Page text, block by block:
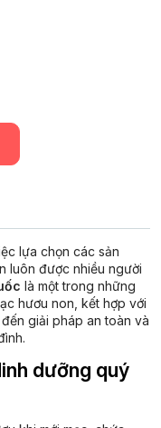
lựa chọn các sản
luôn được nhiều người
là một trong những
hươu non, kết hợp với
giải pháp an toàn và
dưỡng quý